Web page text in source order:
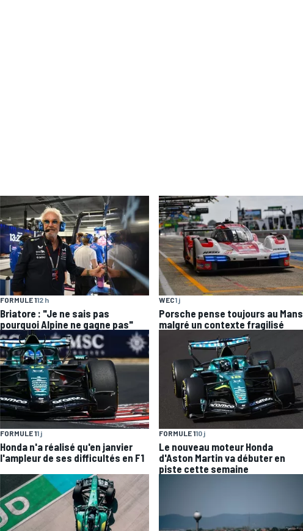
FORMULE 112 h
Briatore : "Je ne sais pas
pourquoi Alpine ne gagne pas"
WEC1 j
Porsche pense toujours au Mans
malgré un contexte fragilisé
FORMULE 11 j
Honda n'a réalisé qu'en janvier
l'ampleur de ses difficultés en F1
FORMULE 110 j
Le nouveau moteur Honda
d'Aston Martin va débuter en
piste cette semaine